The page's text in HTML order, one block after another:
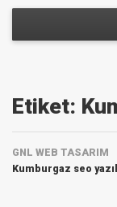
Etiket:
GNL WEB TASARIM
Kumburgaz seo